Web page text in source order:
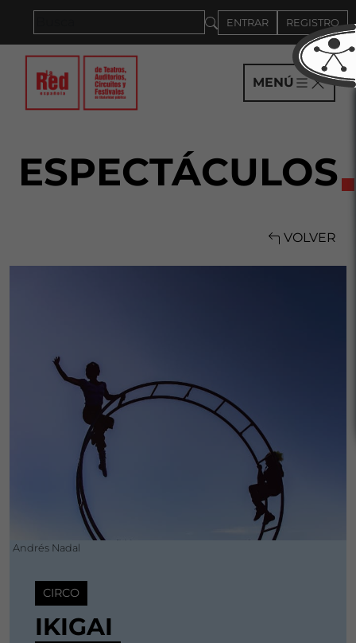
ENTRAR REGISTRO
MENÚ
ESPECTÁCULOS
VOLVER
Andrés Nadal
CIRCO
IKIGAI